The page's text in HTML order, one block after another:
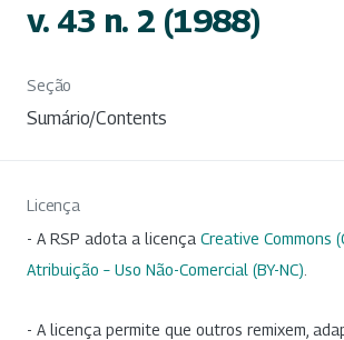
v. 43 n. 2 (1988)
Seção
Sumário/Contents
Licença
- A RSP adota a licença Creative Commons
Atribuição – Uso Não-Comercial (BY-NC)
- A licença permite que outros remixem,